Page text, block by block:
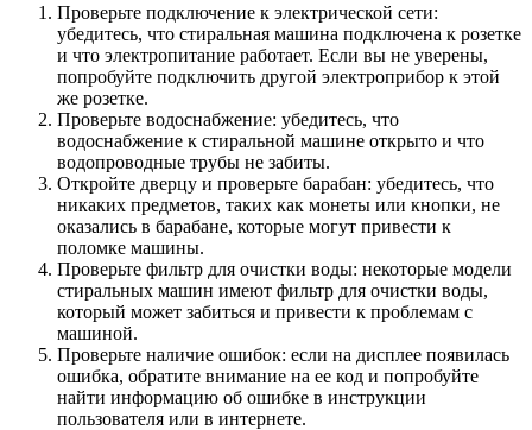
Проверьте подключение к электрической сети:
убедитесь, что стиральная машина подключена к розетке
и что электропитание работает. Если вы не уверены,
попробуйте подключить другой электроприбор к этой
же розетке.
Проверьте водоснабжение: убедитесь, что
водоснабжение к стиральной машине открыто и что
водопроводные трубы не забиты.
Откройте дверцу и проверьте барабан: убедитесь, что
никаких предметов, таких как монеты или кнопки, не
оказались в барабане, которые могут привести к
поломке машины.
Проверьте фильтр для очистки воды: некоторые модели
стиральных машин имеют фильтр для очистки воды,
который может забиться и привести к проблемам с
машиной.
Проверьте наличие ошибок: если на дисплее появилась
ошибка, обратите внимание на ее код и попробуйте
найти информацию об ошибке в инструкции
пользователя или в интернете.